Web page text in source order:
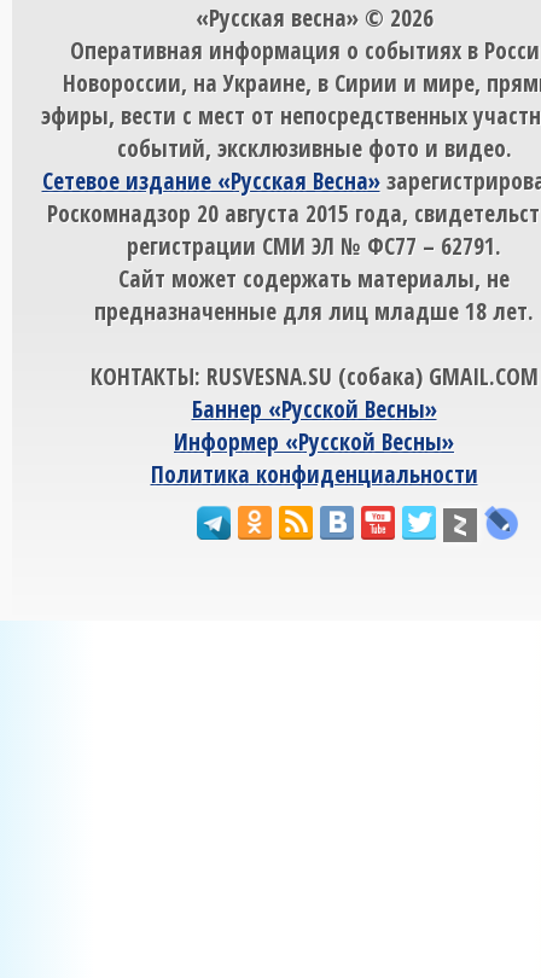
«Русская весна» © 2026
Оперативная информация о событиях в
Новороссии, на Украине, в Сирии и мире,
эфиры, вести с мест от непосредственных
событий, эксклюзивные фото и видео.
Сетевое издание «Русская Весна»
Роскомнадзор 20 августа 2015 года,
регистрации СМИ ЭЛ № ФС77 – 62791.
Сайт может содержать материалы, не
предназначенные для лиц младше 18 лет.
КОНТАКТЫ: RUSVESNA.SU (собака) GMAIL.COM
Баннер «Русской Весны»
Информер «Русской Весны»
Политика конфиденциальности